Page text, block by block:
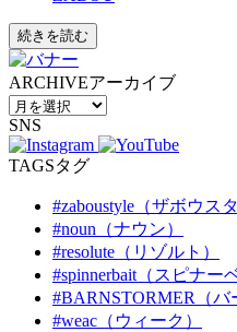
続きを読む
ARCHIVEアーカイブ
SNS
TAGSタグ
#zaboustyle（ザボウス
#noun（ナウン）
#resolute（リゾルト）
#spinnerbait（スピナー
#BARNSTORMER（バ
#weac（ウィーク）